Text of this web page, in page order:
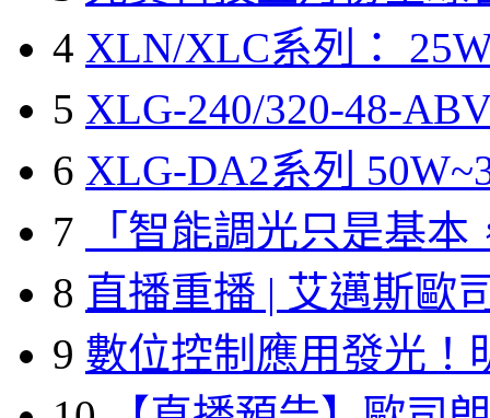
4 XLN/XLC系列：
5 XLG-240/320-48-
6 XLG-DA2系列
7
「智能調光只是基本
8 直播重播 | 艾邁斯歐
9 數位控制應用發光！